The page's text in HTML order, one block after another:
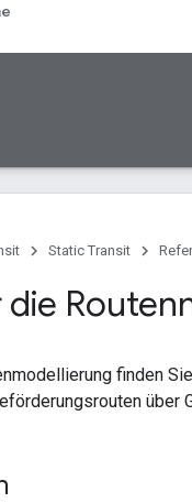
Static Transit
finden
über